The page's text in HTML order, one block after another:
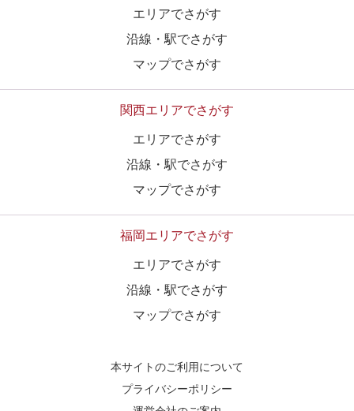
エリアでさがす
沿線・駅でさがす
マップでさがす
関西エリアでさがす
エリアでさがす
沿線・駅でさがす
マップでさがす
福岡エリアでさがす
エリアでさがす
沿線・駅でさがす
マップでさがす
本サイトのご利用について
プライバシーポリシー